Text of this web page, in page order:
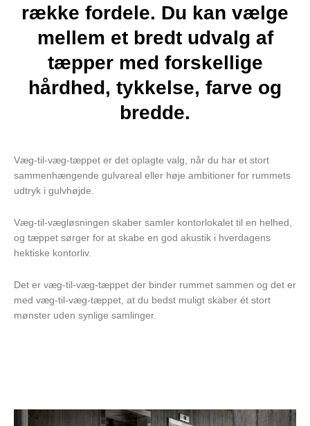
række fordele. Du kan vælge
mellem et bredt udvalg af
tæpper med forskellige
hårdhed, tykkelse, farve og
bredde.
Væg-til-væg-tæppet er det oplagte valg, når du har et stort
sammenhængende gulvareal eller høje ambitioner for rummets
udtryk i gulvhøjde.
Væg-til-vægløsningen skaber samler kontorlokalet til en helhed,
og tæppet sørger for at skabe en god akustik i hverdagens
hektiske kontorliv.
Det er væg-til-væg-tæppet der binder rummet sammen og det er
med væg-til-væg-tæppet, at du bedst muligt skaber ét stort
mønster uden synlige samlinger.